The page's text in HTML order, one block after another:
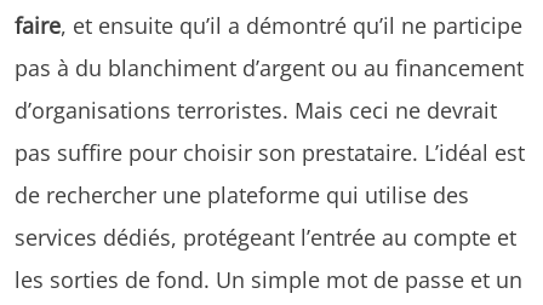
faire, et ensuite qu’il a démontré qu’il ne participe
pas à du blanchiment d’argent ou au financement
d’organisations terroristes. Mais ceci ne devrait
pas suffire pour choisir son prestataire. L’idéal est
de rechercher une plateforme qui utilise des
services dédiés, protégeant l’entrée au compte et
les sorties de fond. Un simple mot de passe et un